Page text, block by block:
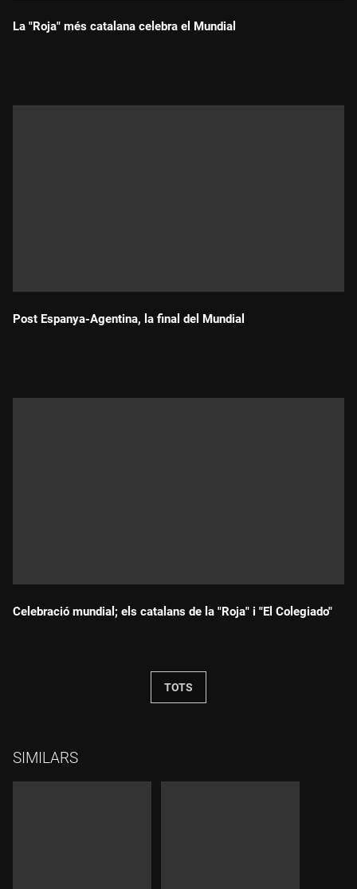
La "Roja" més catalana celebra el Mundial
Post Espanya-Agentina, la final del Mundial
Celebració mundial; els catalans de la "Roja" i "El Colegiado"
TOTS
SIMILARS